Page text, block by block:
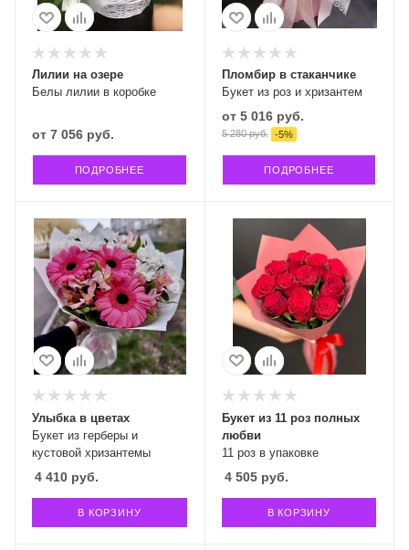
Белы лилии в коробке
Лилии на озере
от 7 056 руб.
ПОДРОБНЕЕ
Букет из роз и хризантем
Пломбир в стаканчике
от 5 016 руб.
5 280 руб. -5%
ПОДРОБНЕЕ
Букет из герберы и
кустовой хризантемы
Улыбка в цветах
4 410 руб.
В КОРЗИНУ
11 роз в упаковке
Букет из 11 роз полных
любви
4 505руб.
В КОРЗИНУ